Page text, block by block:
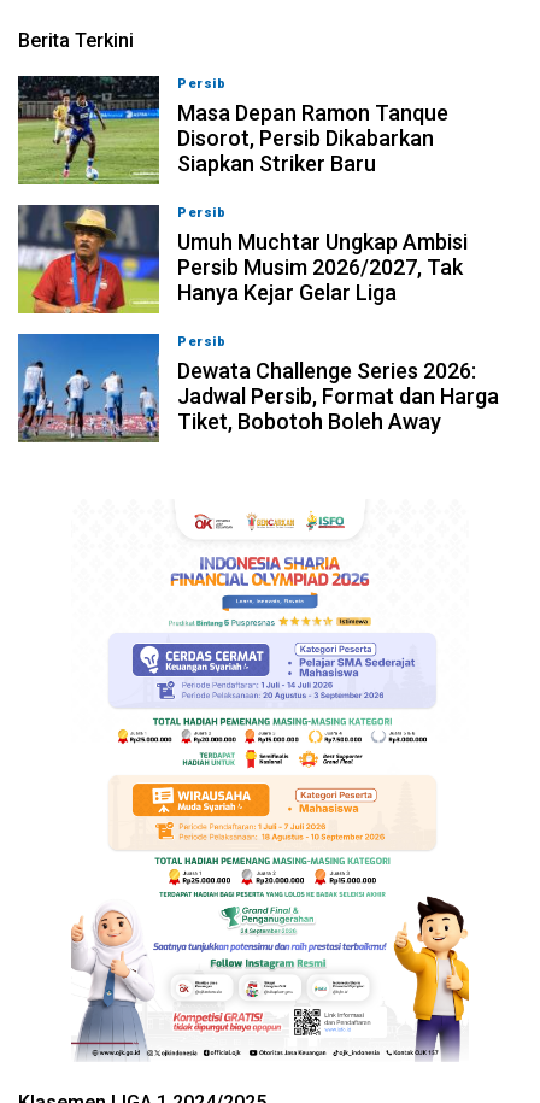
Berita Terkini
Persib
Masa Depan Ramon Tanque
Disorot, Persib Dikabarkan
Siapkan Striker Baru
Persib
Umuh Muchtar Ungkap Ambisi
Persib Musim 2026/2027, Tak
Hanya Kejar Gelar Liga
Persib
Dewata Challenge Series 2026:
Jadwal Persib, Format dan Harga
Tiket, Bobotoh Boleh Away